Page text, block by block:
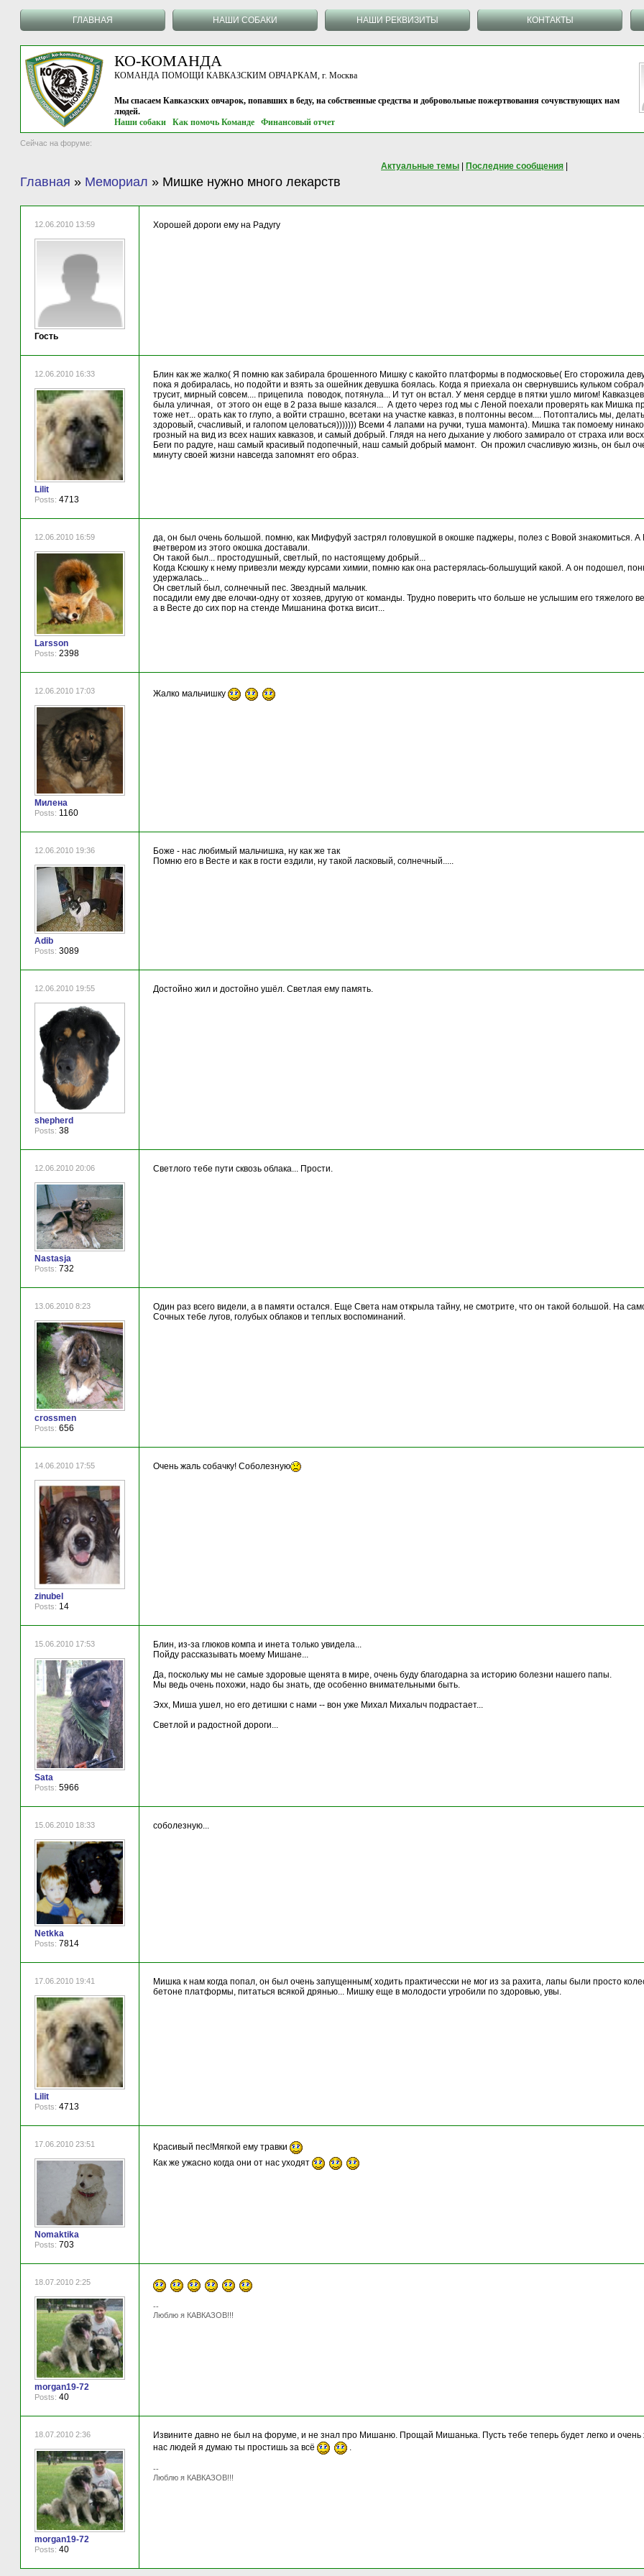
ГЛАВНАЯ НАШИ СОБАКИ НАШИ РЕКВИЗИТЫ КОНТАКТЫ
КО-КОМАНДА
КОМАНДА ПОМОЩИ КАВКАЗСКИМ ОВЧАРКАМ, г. Москва
Мы спасаем Кавказских овчарок, попавших в беду, на собственные средства и добровольные пожертвования сочувствующих нам
людей.
Наши собаки
Как помочь Команде Финансовый отчет
Сейчас на форуме:
Актуальные темы Последние сообщения
Главная » Мемориал » Мишке нужно много лекарств
12.06.2010 13:59
Гость
Хорошей дороги ему на Радугу
12.06.2010 16:33
Lilit
Posts: 4713
Блин как же жалко( Я помню как забирала брошенного Мишку с какойто платформы в подмосковье( Его сторожила
пока я добиралась, но подойти и взять за ошейник девушка боялась. Когда я приехала он свернувшись кульком
трусит, мирный совсем.... прицепила поводок, потянула... И тут он встал. У меня сердце в пятки ушло мигом!
была уличная, от этого он еще в 2 раза выше казался... А гдето через год мы с Леной поехали проверять как Мишка
тоже нет... орать как то глупо, а войти страшно, всетаки на участке кавказ, в полтонны весом.... Потоптались мы,
здоровый, счасливый, и галопом целоваться))))))) Всеми 4 лапами на ручки, туша мамонта). Мишка так помоему
грозный на вид из всех наших кавказов, и самый добрый. Глядя на него дыхание у любого замирало от страха или
Беги по радуге, наш самый красивый подопечный, наш самый добрый мамонт. Он прожил счасливую жизнь, он был
минуту своей жизни навсегда запомнят его образ.
12.06.2010 16:59
Larsson
Posts: 2398
да, он был очень большой. помню, как Мифуфуй застрял головушкой в окошке паджеры, полез с Вовой
вчетвером из этого окошка доставали.
Он такой был... простодушный, светлый, по настоящему добрый...
Когда Ксюшку к нему привезли между курсами химии, помню как она растерялась-большущий какой. А он подошел,
удержалась...
Он светлый был, солнечный пес. Звездный мальчик.
посадили ему две елочки-одну от хозяев, другую от команды. Трудно поверить что больше не услышим его тяжелого
а в Весте до сих пор на стенде Мишанина фотка висит...
12.06.2010 17:03
Милена
Posts: 1160
Жалко мальчишку
12.06.2010 19:36
Adib
Posts: 3089
Боже - нас любимый мальчишка, ну как же так
Помню его в Весте и как в гости ездили, ну такой ласковый, солнечный.....
12.06.2010 19:55
shepherd
Posts: 38
Достойно жил и достойно ушёл. Светлая ему память.
12.06.2010 20:06
Nastasja
Posts: 732
Светлого тебе пути сквозь облака... Прости.
13.06.2010 8:23
crossmen
Posts: 656
Один раз всего видели, а в памяти остался. Еще Света нам открыла тайну, не смотрите, что он такой большой. На
Сочных тебе лугов, голубых облаков и теплых воспоминаний.
14.06.2010 17:55
zinubel
Posts: 14
Очень жаль собачку! Соболезную
15.06.2010 17:53
Sata
Posts: 5966
Блин, из-за глюков компа и инета только увидела...
Пойду рассказывать моему Мишане...
Да, поскольку мы не самые здоровые щенята в мире, очень буду благодарна за историю болезни нашего папы.
Мы ведь очень похожи, надо бы знать, где особенно внимательными быть.
Эхх, Миша ушел, но его детишки с нами -- вон уже Михал Михалыч подрастает...
Светлой и радостной дороги...
15.06.2010 18:33
Netkka
Posts: 7814
соболезную...
17.06.2010 19:41
Lilit
Posts: 4713
Мишка к нам когда попал, он был очень запущенным( ходить практичесски не мог из за рахита, лапы были просто
бетоне платформы, питаться всякой дрянью... Мишку еще в молодости угробили по здоровью, увы.
17.06.2010 23:51
Nomaktika
Posts: 703
Красивый пес!Мягкой ему травки
Как же ужасно когда они от нас уходят
18.07.2010 2:25
morgan19-72
Posts: 40
--
Люблю я КАВКАЗОВ!!!
18.07.2010 2:36
morgan19-72
Posts: 40
Извините давно не был на форуме, и не знал про Мишаню. Прощай Мишанька. Пусть тебе теперь будет легко и очень
нас людей я думаю ты простишь за всё
.
--
Люблю я КАВКАЗОВ!!!